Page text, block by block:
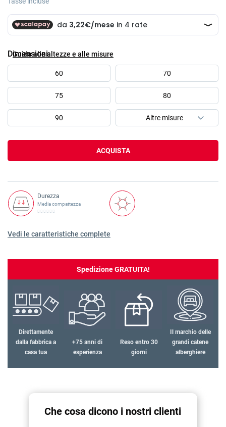
Guida alle altezze e alle misure
Dimensioni
60 70
75 80
90
ACQUISTA
Durezza
Media compattezza
Vedi le caratteristiche complete
Spedizione GRATUITA!
Direttamente
dalla fabbrica a
casa tua
+75 anni di
esperienza
Reso entro 30
giorni
Il marchio delle
grandi catene
alberghiere
Che cosa dicono i nostri clienti